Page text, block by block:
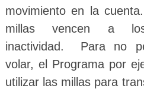
movimiento en la
millas vencen a
inactividad. Para no
volar, el Programa por
utilizar las millas para